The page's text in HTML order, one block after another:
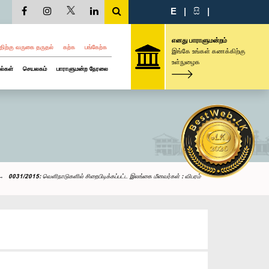
E | සි |
வருகை தருதல் கற்க பங்கேற்க
செயலகம் பாராளுமன்ற நேரலை
எனது பாராளுமன்றம்
இங்கே உங்கள் கணக்கிற்கு
உள்நுழைக
0031/2015: வெளிநாடுகளில் சிறைபிடிக்கப்பட்ட இலங்கை மீனவர்கள் : விபரம்